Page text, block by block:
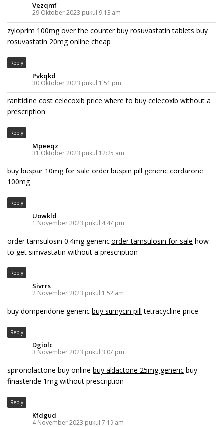
Vezqmf
29 Oktober 2023 pukul 9:13 am
zyloprim 100mg over the counterbuy rosuvastatin tablets buy
rosuvastatin 20mg online cheap
Reply
Pvkqkd
30 Oktober 2023 pukul 1:51 pm
ranitidine cost celecoxib price where to buy celecoxib without a
prescription
Reply
Mpeeqz
31 Oktober 2023 pukul 12:25 am
buy buspar 10mg for sale order buspin pill generic cordarone
100mg
Reply
Uowkld
1 November 2023 pukul 4:47 pm
order tamsulosin 0.4mg generic order tamsulosin for sale how
to get simvastatin without a prescription
Reply
Sivrrs
2 November 2023 pukul 1:52 am
buy domperidone generic buy sumycin pill tetracycline price
Reply
Dgiolc
3 November 2023 pukul 3:07 pm
spironolactone buy online buy aldactone 25mg generic buy
finasteride 1mg without prescription
Reply
Kfdgud
4 November 2023 pukul 7:19 am